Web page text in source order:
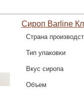
Сироп Barline
Страна
Тип упаковки
Вкус сиропа
Объем